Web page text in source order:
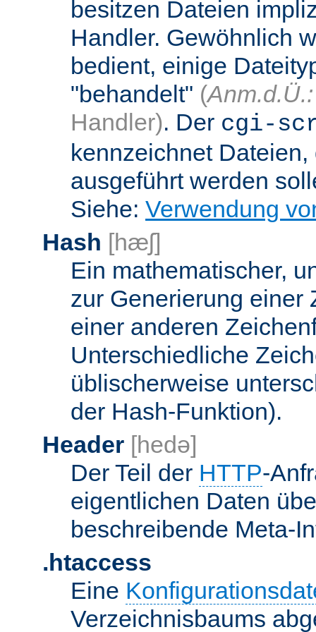
besitzen Dateien
Handler. Gewöhnlich
bedient, einige
"behandelt" (Anm.d.Ü.:
Handler). Der cgi-
kennzeichnet
ausgeführt werden
Siehe: Verwendung
Hash [hæʃ]
Ein mathematischer,
zur Generierung einer
einer anderen
Unterschiedliche
üblischerweise
der Hash-Funktion).
Header [hedə]
Der Teil der HTTP-
eigentlichen Daten
beschreibende Meta-
.htaccess
Eine
Verzeichnisbaums